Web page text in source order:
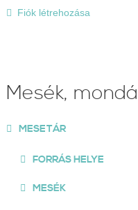
Fiók létrehozása
Mesék,
MESETÁR
FORRÁS HELYE
MESÉK